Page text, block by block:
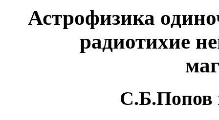
Астрофизика
радиотихие
С.Б.Попов